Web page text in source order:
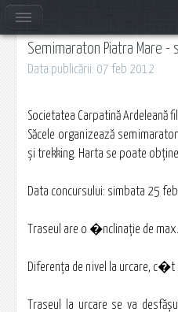
Semimaraton Piatra Mare
Data publicării: 07 feb 2012
Societatea Carpatină Ardeleană
Săcele organizează
şi trekking. Harta se poate obţine
Data concursului: simbata 25
Traseul are o �nclinaţie de
Diferenţa de nivel la urcare,
Traseul la urcare se va